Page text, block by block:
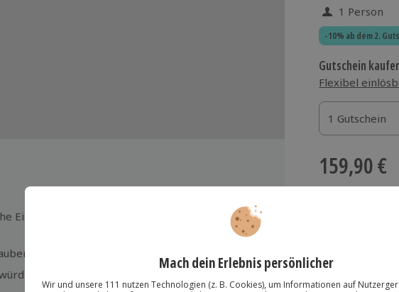
1 Person
-10% ab dem 2.
Gutschein
Flexibel
1 Gutschein
1 Gutschein
1 Gutschein
159,90 €
zzgl. Versand
Immer das
Einweisung in die Technik und Sicherheit des
Rundflug